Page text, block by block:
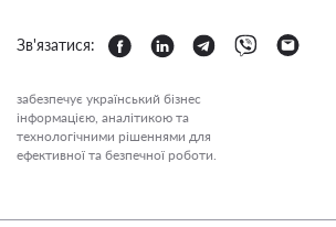
Зв'язатися:
забезпечує український бізнес
інформацією, аналітикою та
технологічними рішеннями для
ефективної та безпечної роботи.